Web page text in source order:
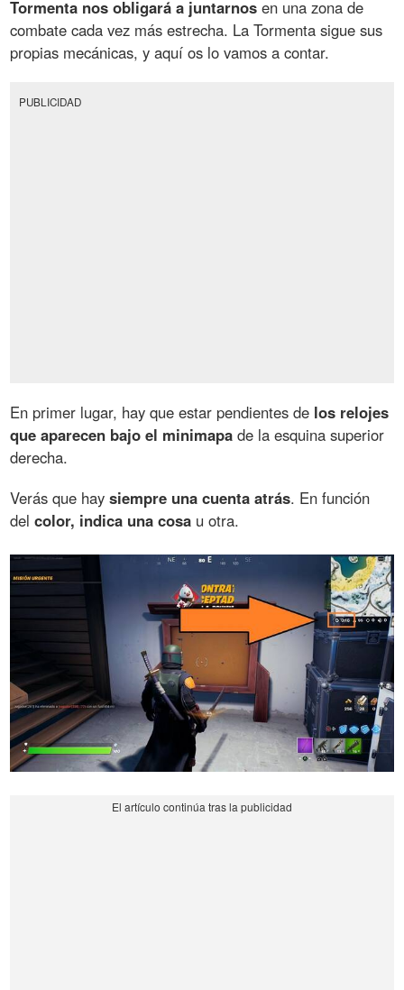
Tormenta nos obligará a juntarnos en una zona de
combate cada vez más estrecha. La Tormenta sigue sus
propias mecánicas, y aquí os lo vamos a contar.
PUBLICIDAD
En primer lugar, hay que estar pendientes de los relojes
que aparecen bajo el minimapa de la esquina superior
derecha.
Verás que haysiempre una cuenta atrás. En función
delcolor, indica una cosa u otra.